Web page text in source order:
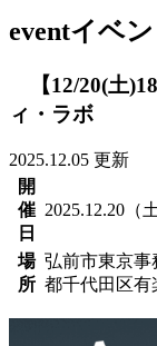
eventイベン
【12/20(土
ィ・ラボ
2025.12.05 更新
開
催
日
2025.12.20（
場
所
弘前市東京事
都千代田区